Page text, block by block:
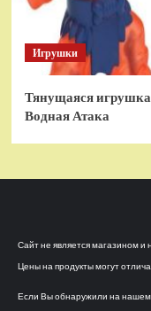
Игрушки
Тянущаяся игрушка
Водная Атака
Сайт не является магазином и
Цены на продукты могут
Если Вы обнаружили на нашем